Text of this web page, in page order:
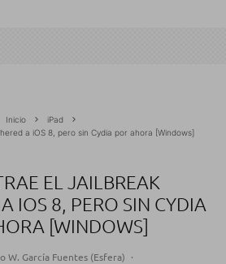
Inicio
iPad
a iOS 8, pero sin Cydia por ahora [Windows]
EL JAILBREAK
IOS 8, PERO SIN CYDIA
[WINDOWS]
W. García Fuentes (Esfera) ·